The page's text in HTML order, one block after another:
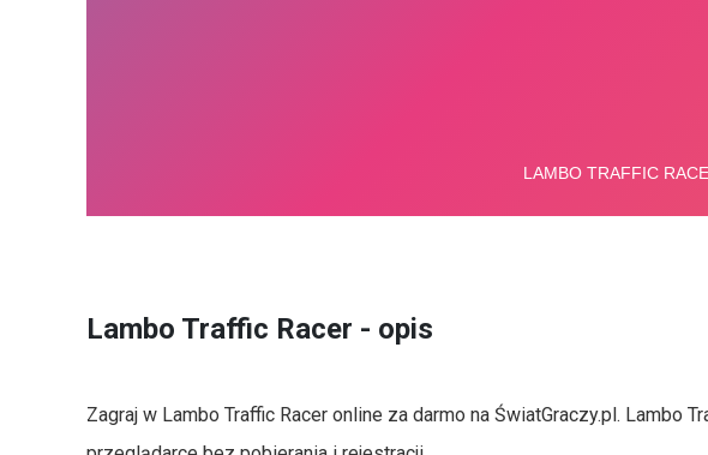
Lambo Traffic Racer - opis
Zagraj w Lambo Traffic Racer online za darmo na ŚwiatGraczy.pl. Lambo